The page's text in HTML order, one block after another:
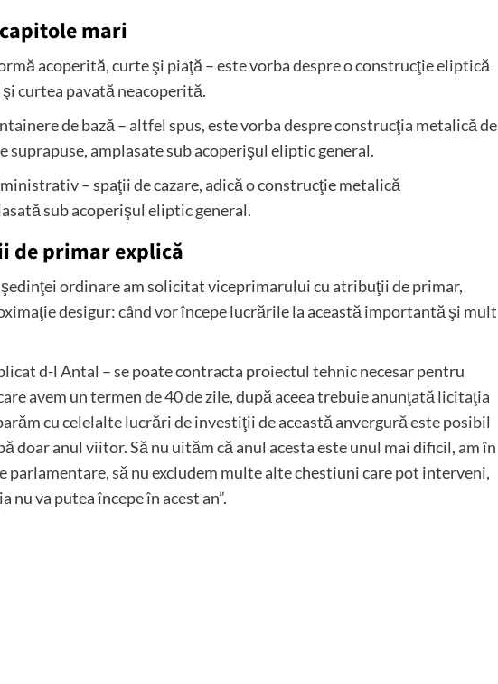
mari
acoperită, curte şi piaţă – este vorba despre o construcţie eliptică
curtea pavată neacoperită.
de bază – altfel spus, este vorba despre construcţia metalică de
suprapuse, amplasate sub acoperişul eliptic general.
– spaţii de cazare, adică o construcţie metalică
sub acoperişul eliptic general.
de primar explică
ordinare am solicitat viceprimarului cu atribuţii de primar,
desigur: când vor începe lucrările la această importantă şi mult
d-l Antal – se poate contracta proiectul tehnic necesar pentru
avem un termen de 40 de zile, după aceea trebuie anunţată licitaţia
cu celelalte lucrări de investiţii de această anvergură este posibil
doar anul viitor. Să nu uităm că anul acesta este unul mai dificil, am în
parlamentare, să nu excludem multe alte chestiuni care pot interveni,
nu va putea începe în acest an”.